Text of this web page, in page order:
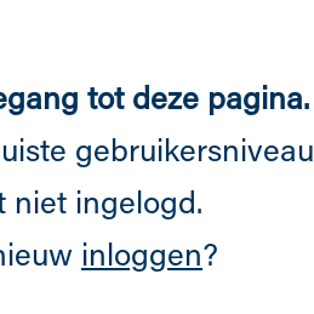
tot deze pagina.
gebruikersniveau
niet ingelogd.
inloggen?